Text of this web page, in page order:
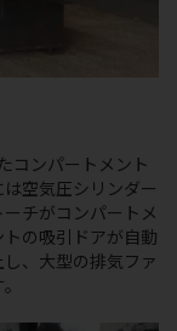
コンパートメント
空気圧シリンダー
チがコンパートメ
の吸引ドアが自動
、大型の排気ファ